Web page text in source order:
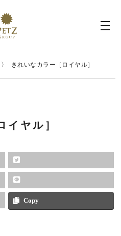
きれいなカラー［ロイヤル］
イヤル］
Copy